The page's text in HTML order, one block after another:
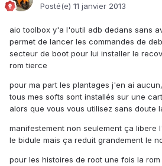
Posté(e) 11 janvier 2013
aio toolbox y'a l'outil adb dedans sans
permet de lancer les commandes de
secteur de boot pour lui installer le
rom tierce
pour ma part les plantages j'en ai
tous mes softs sont installés sur une
alors que vous vous utilisez sans doute
manifestement non seulement ça libere
le bidule mais ça reduit grandement le
pour les histoires de root une fois la